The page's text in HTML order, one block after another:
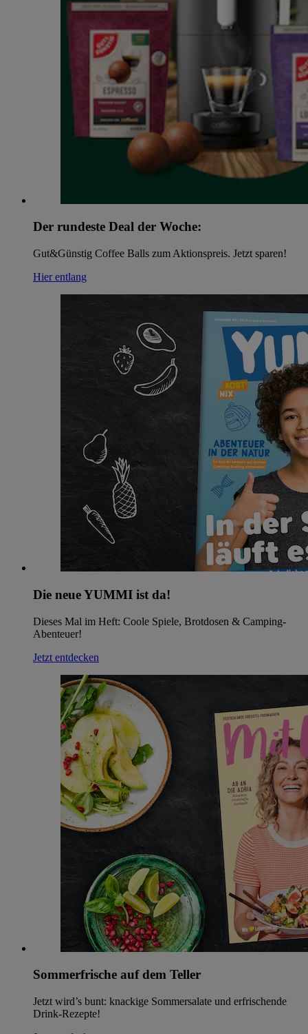
Der rundeste Deal der Woche:
Gut&Günstig Coffee Balls zum Aktionspreis. Jetzt sparen!
Hier entlang
Die neue YUMMI ist da!
Dieses Mal im Heft: Coole Spiele, Brotdosen & Camping-
Abenteuer!
Jetzt entdecken
Sommerfrische auf dem Teller
Jetzt wird’s bunt: knackige Sommersalate und erfrischende
Drink-Rezepte!